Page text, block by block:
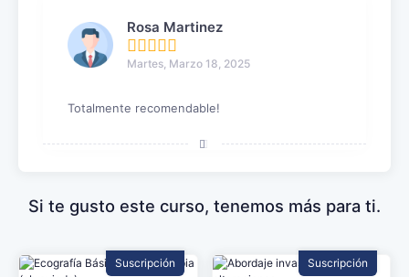
Rosa Martinez
Martes, Marzo 18, 2025
Totalmente recomendable!
Si te gusto este curso, tenemos más para ti.
Suscripción Suscripción